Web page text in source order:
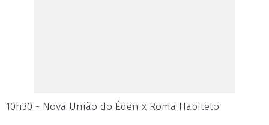
10h30 - Nova União do Éden x Roma Habiteto